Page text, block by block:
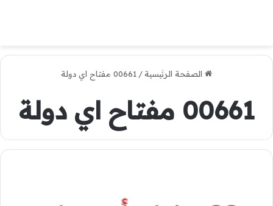
الصفحة الرئيسية/ 00661 مفتاح اي دولة
00661 مفتاح اي دولة